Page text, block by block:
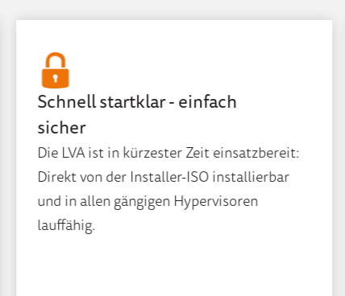
Schnell startklar - einfach
sicher
Die LVA ist in kürzester Zeit einsatzbereit:
Direkt von der Installer-ISO installierbar
und in allen gängigen Hypervisoren
lauffähig.